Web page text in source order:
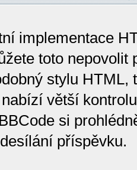
implementace
toto
stylu HTML,
větší
si
příspěvku.